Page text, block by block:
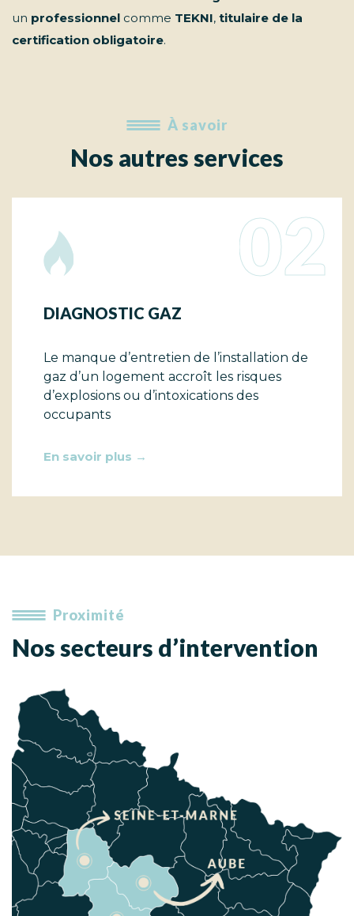
un professionnel comme TEKNI, titulaire de la
certification obligatoire.
À savoir
Nos autres services
02
DIAGNOSTIC GAZ
Le manque d’entretien de l’installation de
gaz d’un logement accroît les risques
d’explosions ou d’intoxications des
occupants
En savoir plus →
Proximité
Nos secteurs d’intervention